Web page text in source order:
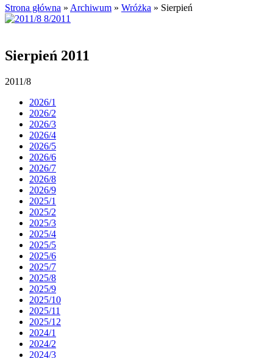
Strona główna » Archiwum » Wróżka » Sierpień
Sierpień 2011
2011/8
2026/1
2026/2
2026/3
2026/4
2026/5
2026/6
2026/7
2026/8
2026/9
2025/1
2025/2
2025/3
2025/4
2025/5
2025/6
2025/7
2025/8
2025/9
2025/10
2025/11
2025/12
2024/1
2024/2
2024/3